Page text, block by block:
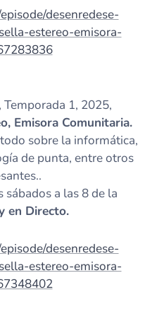
desenredese-
estereo-emisora-
1, 2025,
Emisora Comunitaria.
sobre la informática,
de punta, entre otros
sábados a las 8 de la
en Directo.
desenredese-
estereo-emisora-